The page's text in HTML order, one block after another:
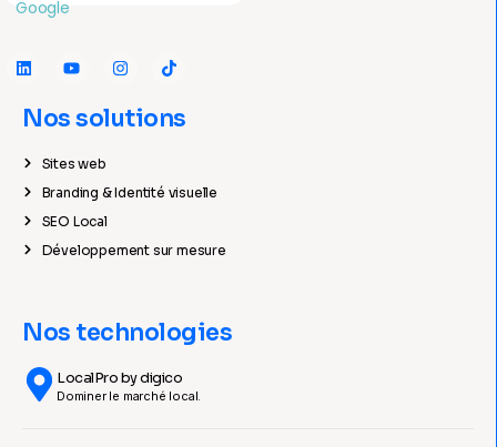
Nos solutions
Sites web
Branding & Identité visuelle
SEO Local
Développement sur mesure
Nos technologies
LocalPro by digico
Dominer le marché local.